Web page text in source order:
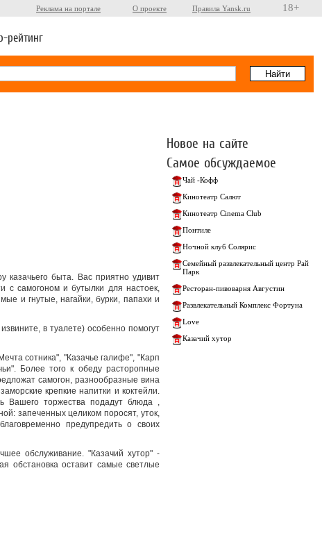
Реклама на портале О проекте Правила Yansk.ru 18+
рейтинг
казачьего быта. Вас приятно удивит
с самогоном и бутылки для настоек,
и гнутые, нагайки, бурки, папахи и
в туалете) особенно помогут
сотника", "Казачье галифе", "Карп
Более того к обеду расторопные
самогон, разнообразные вина
крепкие напитки и коктейли.
Вашего торжества подадут блюда ,
запеченных целиком поросят, уток,
предупредить о своих
обслуживание. "Казачий хутор" -
обстановка оставит самые светлые
Новое на сайте
Самое обсуждаемое
Чай -Кофф
Кинотеатр Салют
Кинотеатр Cinema Club
Понтиле
Ночной клуб Солярис
Семейный развлекательный центр Рай
Парк
Ресторан-пивоварня Августин
Развлекательный Комплекс Фортуна
Love
Казачий хутор